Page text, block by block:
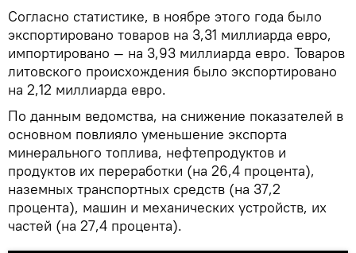
Согласно статистике, в ноябре этого года было
экспортировано товаров на 3,31 миллиарда евро,
импортировано — на 3,93 миллиарда евро. Товаров
литовского происхождения было экспортировано
на 2,12 миллиарда евро.
По данным ведомства, на снижение показателей в
основном повлияло уменьшение экспорта
минерального топлива, нефтепродуктов и
продуктов их переработки (на 26,4 процента),
наземных транспортных средств (на 37,2
процента), машин и механических устройств, их
частей (на 27,4 процента).